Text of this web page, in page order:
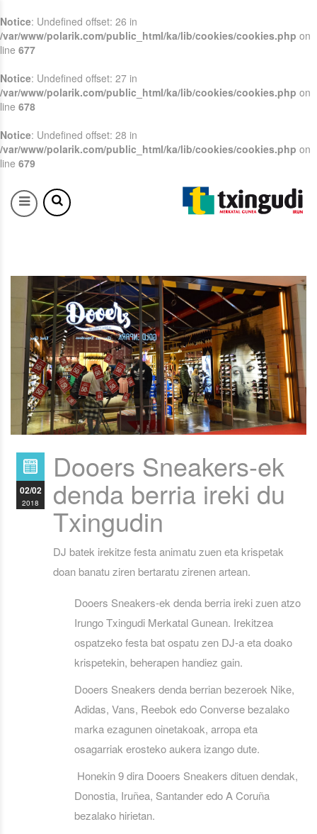
Notice: Undefined offset: 26 in
/var/www/polarik.com/public_html/ka/lib/cookies/cookies.php on
line 677
Notice: Undefined offset: 27 in
/var/www/polarik.com/public_html/ka/lib/cookies/cookies.php on
line 678
Notice: Undefined offset: 28 in
/var/www/polarik.com/public_html/ka/lib/cookies/cookies.php on
line 679
Dooers Sneakers-ek
denda berria ireki du
Txingudin
DJ batek irekitze festa animatu zuen eta krispetak
doan banatu ziren bertaratu zirenen artean.
02/02
2018
Dooers Sneakers-ek denda berria ireki zuen atzo
Irungo Txingudi Merkatal Gunean. Irekitzea
ospatzeko festa bat ospatu zen DJ-a eta doako
krispetekin, beherapen handiez gain.
Dooers Sneakers denda berrian bezeroek Nike,
Adidas, Vans, Reebok edo Converse bezalako
marka ezagunen oinetakoak, arropa eta
osagarriak erosteko aukera izango dute.
Honekin 9 dira Dooers Sneakers dituen dendak,
Donostia, Iruñea, Santander edo A Coruña
bezalako hirietan.